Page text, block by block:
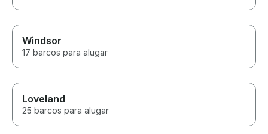
Windsor
17 barcos para alugar
Loveland
25 barcos para alugar